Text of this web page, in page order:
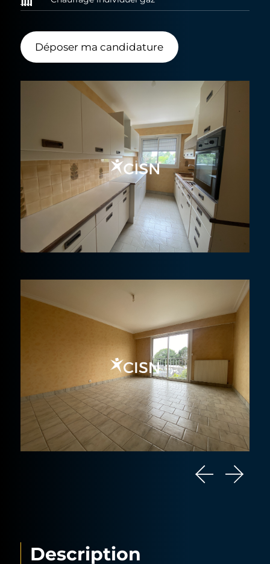
Déposer ma candidature
Description